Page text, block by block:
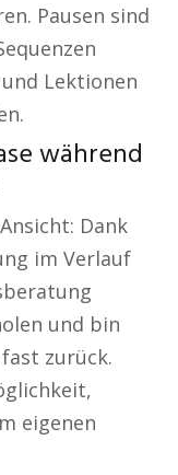
Pausen sind
Lektionen
während
Dank
im Verlauf
und bin
zurück.
eigenen